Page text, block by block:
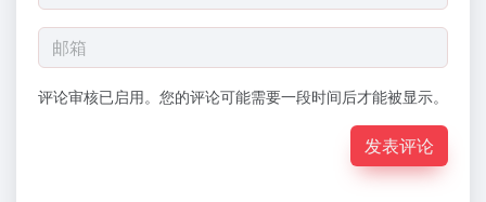
评论审核已启用。您的评论可能需要一段时间后才能被显示。
发表评论